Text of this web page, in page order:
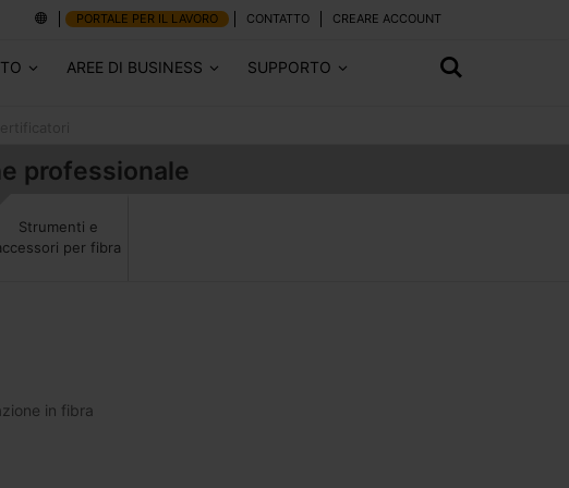
PORTALE PER IL LAVORO CONTATTO CREARE ACCOUNT
AREE DI BUSINESS SUPPORTO
professionale
Strumenti e
per fibra
in fibra